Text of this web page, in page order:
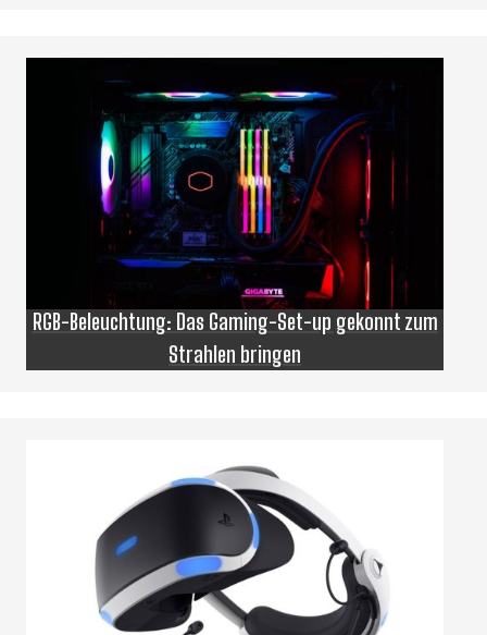
RGB-Beleuchtung: Das Gaming-Set-up gekonnt zum
Strahlen bringen